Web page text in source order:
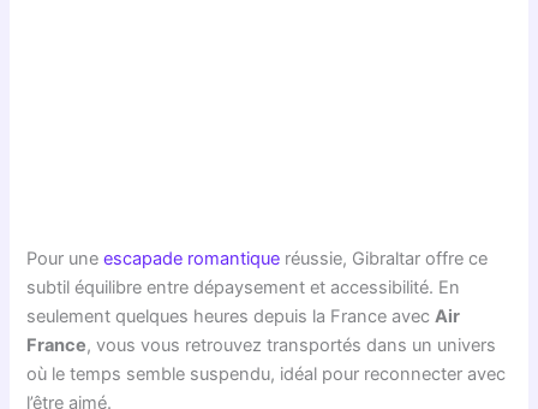
Pour uneescapade romantique réussie, Gibraltar offre ce
subtil équilibre entre dépaysement et accessibilité. En
seulement quelques heures depuis la France avecAir
France, vous vous retrouvez transportés dans un univers
où le temps semble suspendu, idéal pour reconnecter avec
l’être aimé.